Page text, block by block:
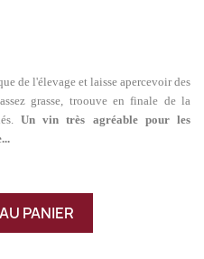
de l'élevage et laisse apercevoir des
grasse, troouve en finale de la
Un vin très agréable pour les
PANIER